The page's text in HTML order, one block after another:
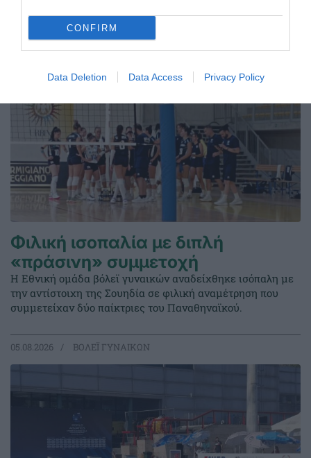
CONFIRM
Data Deletion Data Access Privacy Policy
ΤΕΛΕΥΤΑΙΑ ΝΕΑ
Φιλική ισοπαλία με διπλή
«πράσινη» συμμετοχή
Η Εθνική ομάδα βόλεϊ γυναικών αναδείχθηκε ισόπαλη με
την αντίστοιχη της Σουηδία σε φιλική αναμέτρηση που
συμμετείχαν δύο παίκτριες του Παναθηναϊκού.
05.08.2026 ΒΟΛΕΪ ΓΥΝΑΙΚΩΝ